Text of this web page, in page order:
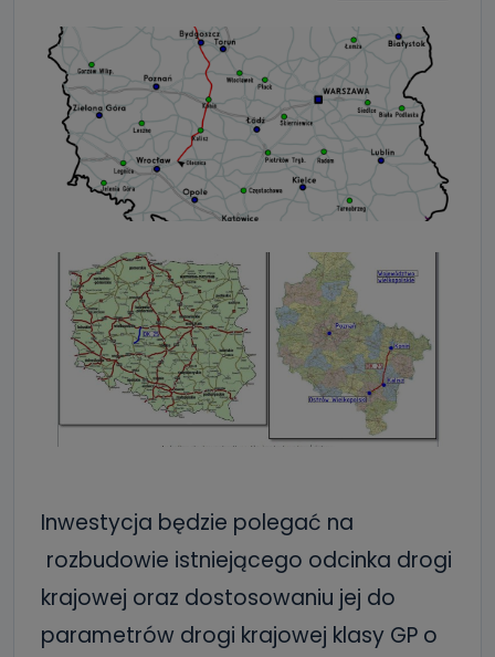
Inwestycja będzie polegać na
rozbudowie istniejącego odcinka drogi
krajowej oraz dostosowaniu jej do
parametrów drogi krajowej klasy GP o